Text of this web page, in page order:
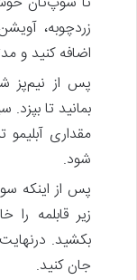
زردچوبه،
اضافه کنید و
پس‌ از نیم‌پز
مقداری
شود.
پس‌ از اینکه
زیر قابلمه
بکشید.
جان کنید.